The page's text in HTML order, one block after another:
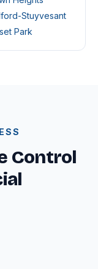
Stuyvesant
Park
Control